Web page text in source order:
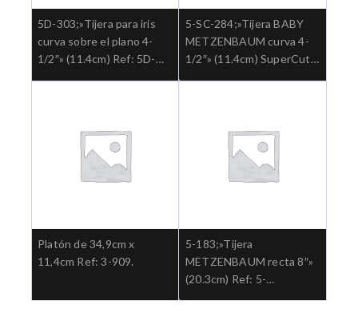
5D-303;»Tijera para iris
curva sobre el plano 4-
1/2″» (11.4cm) Ref: 5D-
5-SC-284;»Tijera BABY
METZENBAUM curva 4-
1/2″» (11.4cm) SuperCut
Platón de 34,9cm x
11,4cm Ref: 3-909.
5-183;»Tijera
METZENBAUM recta 8″»
(20.3cm) Ref: 5-